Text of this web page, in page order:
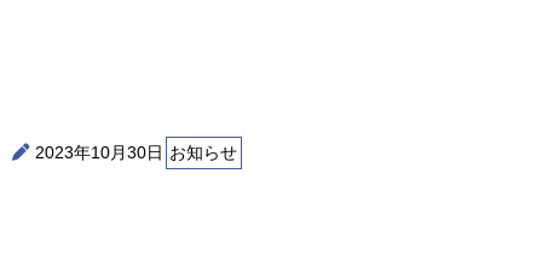
2023年10月30日 お知らせ